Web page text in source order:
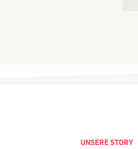
UNSERE STORY